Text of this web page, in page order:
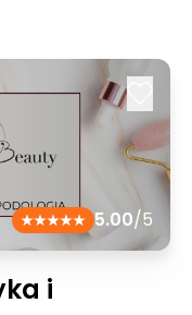
5.00/5
i